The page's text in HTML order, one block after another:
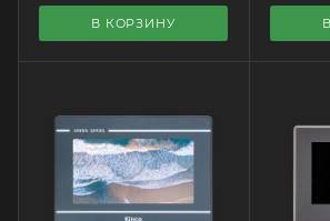
В КОРЗИНУ